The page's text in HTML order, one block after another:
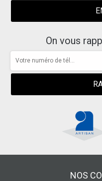
On vous
NOS